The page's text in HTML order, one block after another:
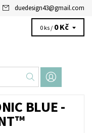
duedesign43@gmail.com
0 ks / 0 Kč
BLUE -